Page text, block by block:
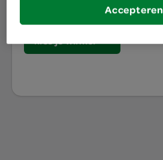
boodschappen doet.
kies je winkel
Accepteren